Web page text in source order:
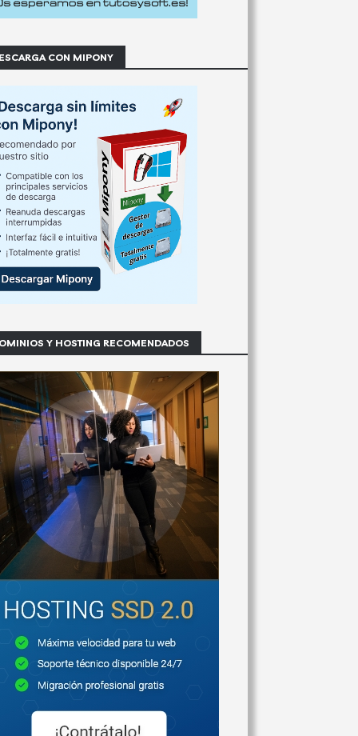
CON MIPONY
Y HOSTING RECOMENDADOS